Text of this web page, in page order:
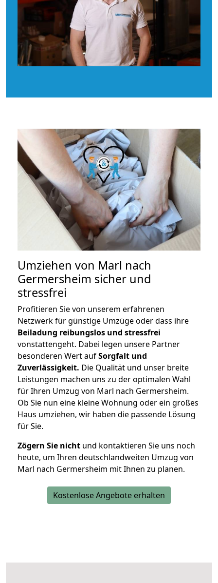
Umziehen von Marl nach
Germersheim sicher und
stressfrei
Profitieren Sie von unserem erfahrenen
Netzwerk für günstige Umzüge oder dass ihre
Beiladung reibungslos und stressfrei
vonstattengeht. Dabei legen unsere Partner
besonderen Wert aufSorgfalt und
Zuverlässigkeit. Die Qualität und unser breite
Leistungen machen uns zu der optimalen Wahl
für Ihren Umzug von Marl nach Germersheim.
Ob Sie nun eine kleine Wohnung oder ein großes
Haus umziehen, wir haben die passende Lösung
für Sie.
Zögern Sie nicht und kontaktieren Sie uns noch
heute, um Ihren deutschlandweiten Umzug von
Marl nach Germersheim mit Ihnen zu planen.
Kostenlose Angebote erhalten